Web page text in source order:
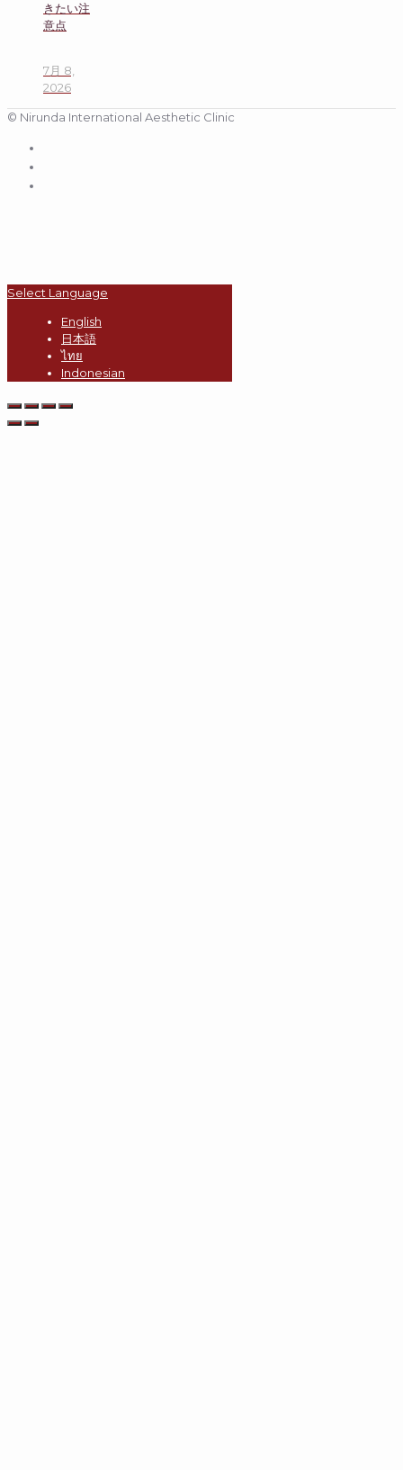
きたい注
意点
7月 8,
2026
© Nirunda International Aesthetic Clinic
Select Language
English
日本語
ไทย
Indonesian